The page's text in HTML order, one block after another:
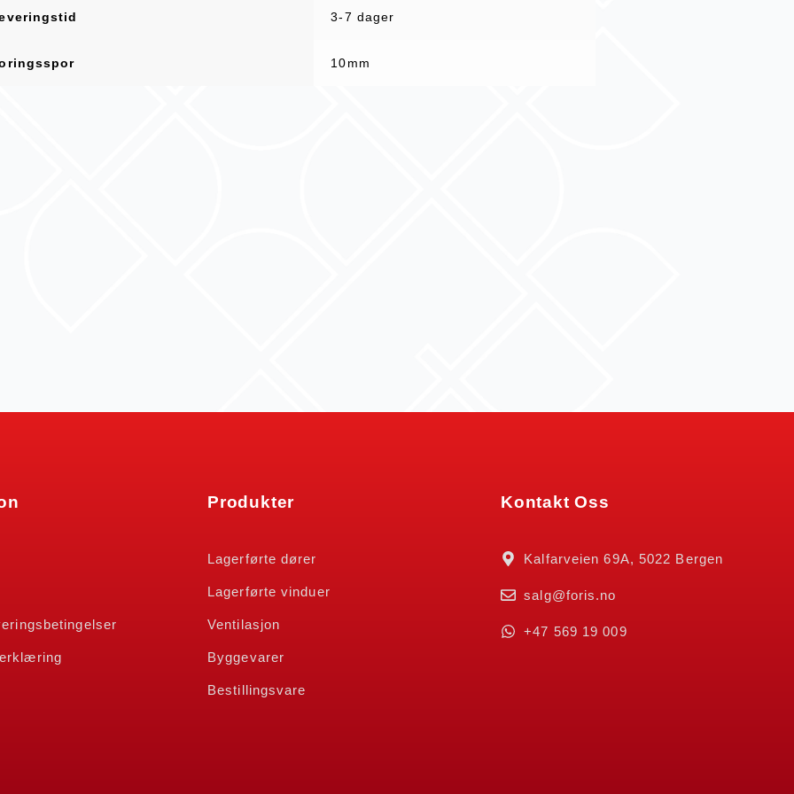
3-7 dager
10mm
Produkter
Lagerførte dører
Lagerførte vinduer
Ventilasjon
Byggevarer
Bestillingsvare
Kontakt Oss
Kalfarveien 69A, 5022 Bergen
salg@foris.no
+47 569 19 009